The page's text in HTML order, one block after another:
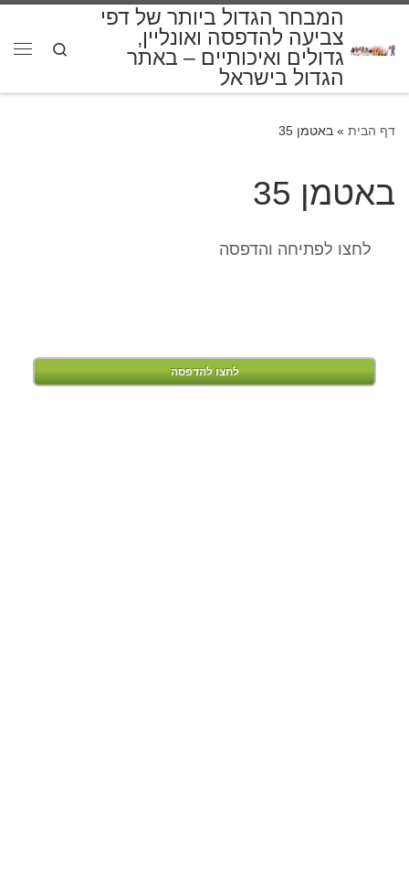
המבחר הגדול ביותר של דפי
צביעה להדפסה ואונליין,
גדולים ואיכותיים – באתר
הגדול בישראל
Search
דף הבית » באטמן 35
באטמן 35
לחצו לפתיחה והדפסה
לחצו להדפסה